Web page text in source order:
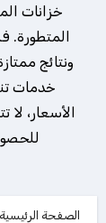
خزانات
المتطورة.
ونتائج
خدمات
الصفحة الرئيسية